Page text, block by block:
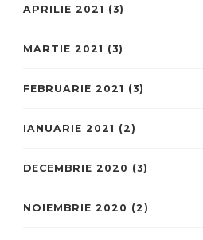
APRILIE 2021 (3)
MARTIE 2021 (3)
FEBRUARIE 2021 (3)
IANUARIE 2021 (2)
DECEMBRIE 2020 (3)
NOIEMBRIE 2020 (2)